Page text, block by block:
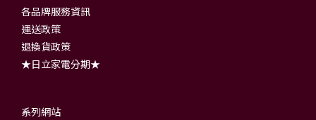
各品牌服務資訊
運送政策
退換貨政策
★日立家電分期★
系列網站